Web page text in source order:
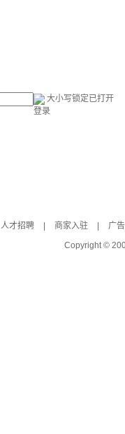
大小写锁定已打开
登录
人才招聘 商家入驻 广
Copyright ©